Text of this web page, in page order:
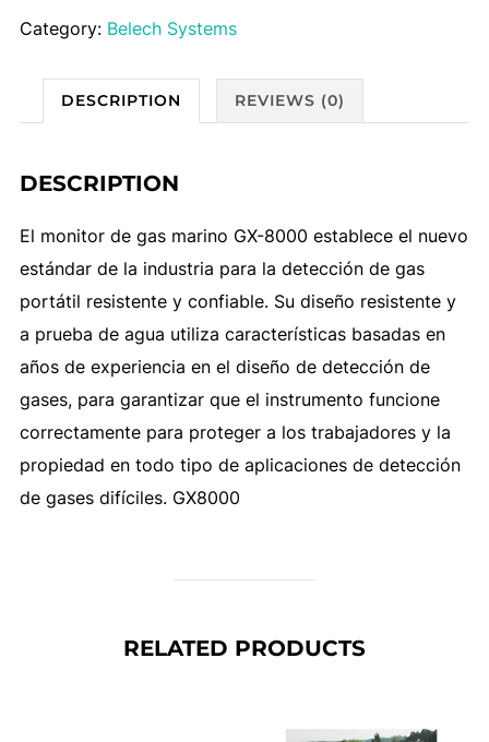
Category: Belech Systems
DESCRIPTION REVIEWS (0)
DESCRIPTION
El monitor de gas marino GX-8000 establece el nuevo
estándar de la industria para la detección de gas
portátil resistente y confiable. Su diseño resistente y
a prueba de agua utiliza características basadas en
años de experiencia en el diseño de detección de
gases, para garantizar que el instrumento funcione
correctamente para proteger a los trabajadores y la
propiedad en todo tipo de aplicaciones de detección
de gases difíciles. GX8000
RELATED PRODUCTS